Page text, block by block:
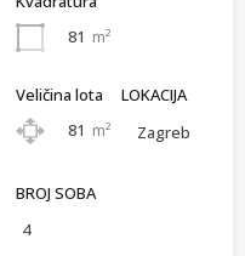
81 m²
Veličina lota
81 m²
LOKACIJA
Zagreb
BROJ SOBA
4